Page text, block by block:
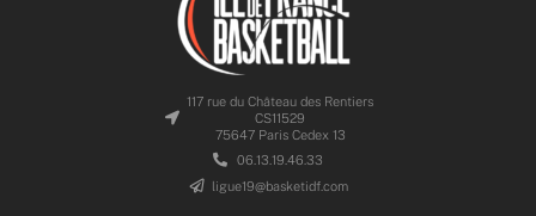
117 rue du Château des Rentiers
CS11529
75647 Paris Cedex 13
06.13.19.46.33
ligue19@basketidf.com